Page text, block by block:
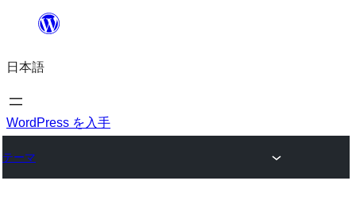
を
ス
キ
プ
日本語
WordPress を入手
テーマ